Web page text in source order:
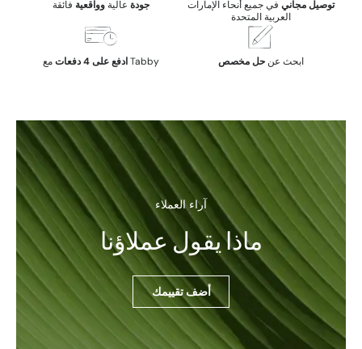
جودة عالية وواقعية فائقة توصيل مجاني في جميع أنحاء الإمارات
العربية المتحدة
ادفع على 4 دفعات مع Tabby ابحث عن حل مخصص
آراء العملاء
ماذا يقول عملاؤنا
أضف تقييمك